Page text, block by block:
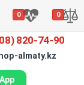
0 0
820-74-90
almaty.kz